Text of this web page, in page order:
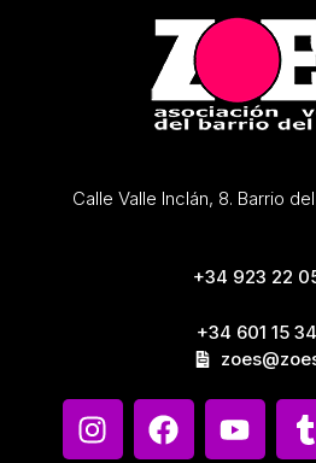
Calle Valle Inclán, 8. Barrio
+34 923 22
+34 601 15